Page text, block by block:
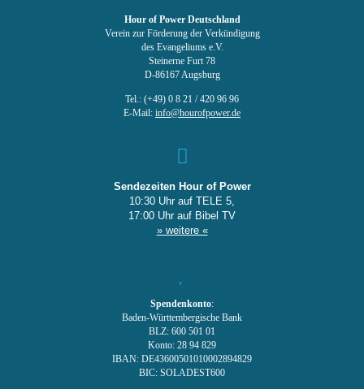
Hour of Power Deutschland
Verein zur Förderung der Verkündigung
des Evangeliums e.V.
Steinerne Furt 78
D-86167 Augsburg
Tel.: (+49) 0 8 21 / 420 96 96
E-Mail: info@hourofpower.de
Sendezeiten Hour of Power
10:30 Uhr auf TELE 5,
17:00 Uhr auf Bibel TV
» weitere «
Spendenkonto:
Baden-Württembergische Bank
BLZ: 600 501 01
Konto: 28 94 829
IBAN: DE43600501010002894829
BIC: SOLADEST600